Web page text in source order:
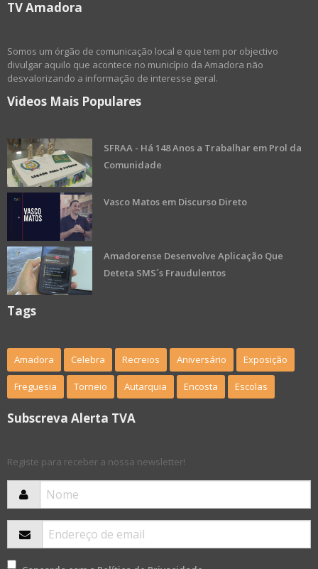
TV Amadora
Somos um órgão de comunicação local e que tem por objectivo
divulgar aquilo que acontece no município da Amadora não
desvalorizando a informação de interesse geral.
Videos Mais Populares
SFRAA - Há 148 Anos a Trabalhar em Prol da
Comunidade
Vasco Matos em Discurso Direto
Amadorense Desenvolve Aplicação Que
Deteta SMS´s Fraudulentos
Tags
Amadora Celebra Recreios Aniversário Exposição
Freguesia Torneio Autarquia Encosta Escolas
Subscreva Alerta TVA
Registe para receber a nossa newsletter!